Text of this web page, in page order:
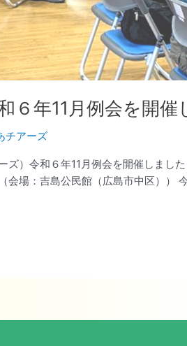
６年11月例会を開催
チアーズ
ズ）令和６年11月例会を開催しまし
会場：吉島公民館（広島市中区））